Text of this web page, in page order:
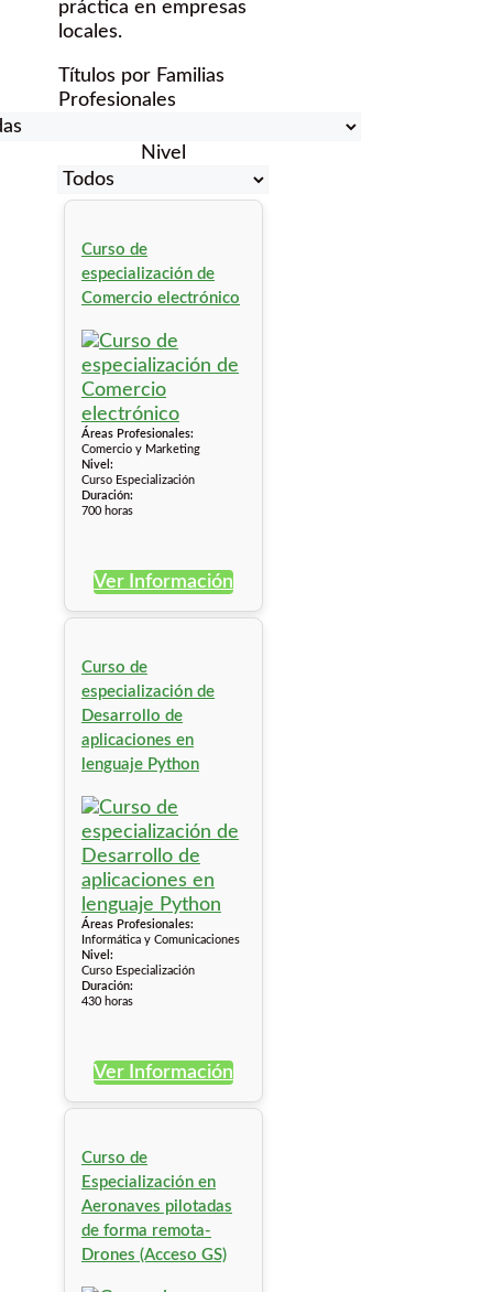
práctica en empresas
locales.
Títulos por Familias
Profesionales
Nivel
Curso de
especialización de
Comercio electrónico
Áreas Profesionales:
Comercio y Marketing
Nivel:
Curso Especialización
Duración:
700 horas
Ver Información
Curso de
especialización de
Desarrollo de
aplicaciones en
lenguaje Python
Áreas Profesionales:
Informática y Comunicaciones
Nivel:
Curso Especialización
Duración:
430 horas
Ver Información
Curso de
Especialización en
Aeronaves pilotadas
de forma remota-
Drones (Acceso GS)